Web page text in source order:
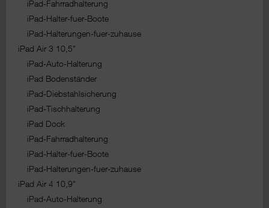
iPad-Fahrradhalterung
iPad-Halter-fuer-Boote
iPad-Halterungen-fuer-zuhause
iPad Air 3 10,5"
iPad-Auto-Halterung
iPad Bodenständer
iPad-Diebstahlsicherung
iPad-Tischhalterung
iPad Dock
iPad-Fahrradhalterung
iPad-Halter-fuer-Boote
iPad-Halterungen-fuer-zuhause
iPad Air 4 10,9"
iPad-Auto-Halterung